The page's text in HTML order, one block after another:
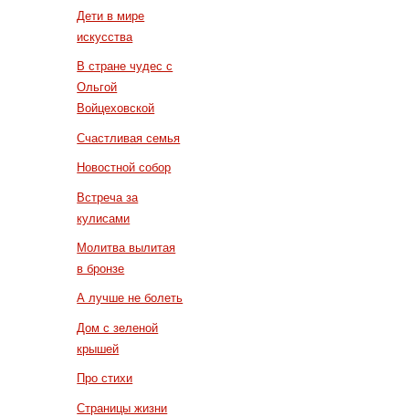
Дети в мире
искусства
В стране чудес с
Ольгой
Войцеховской
Счастливая семья
Новостной собор
Встреча за
кулисами
Молитва вылитая
в бронзе
А лучше не болеть
Дом с зеленой
крышей
Про стихи
Страницы жизни